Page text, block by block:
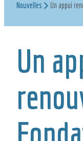
Nouvelles Un appui
Un